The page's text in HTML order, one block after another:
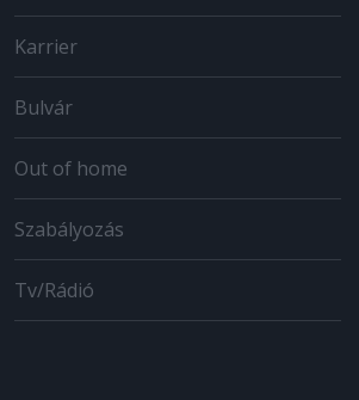
Karrier
Bulvár
Out of home
Szabályozás
Tv/Rádió